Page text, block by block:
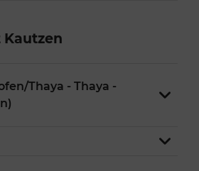
Thaya - Thaya -